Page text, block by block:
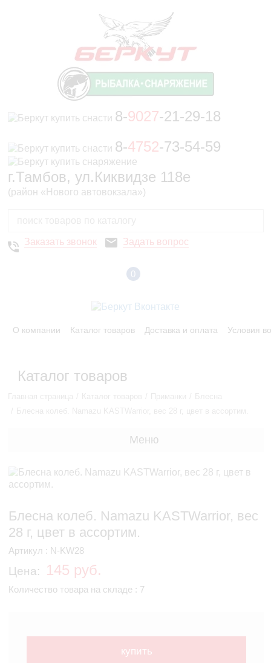
8-9027-21-29-18
8-4752-73-54-59
г.Тамбов, ул.Киквидзе 118е
(район «Нового автовокзала»)
Заказать звонок Задать вопрос
0
О компании Каталог товаров Доставка и оплата Условия
Каталог товаров
Меню
Блесна колеб. Namazu KASTWarrior, вес
28 г, цвет в ассортим.
Артикул : N-KW28
Цена: 145 руб.
Количество товара на складе : 7
купить